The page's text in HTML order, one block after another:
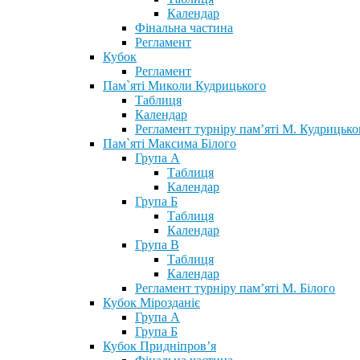
Календар
Фінальна частина
Регламент
Кубок
Регламент
Пам`яті Миколи Кудрицького
Таблиця
Календар
Регламент турніру пам’яті М.
Пам`яті Максима Білого
Група А
Таблиця
Календар
Група Б
Таблиця
Календар
Група В
Таблиця
Календар
Регламент турніру пам’яті М. Білого
Кубок Мірозданіє
Група А
Група Б
Кубок Придніпров’я